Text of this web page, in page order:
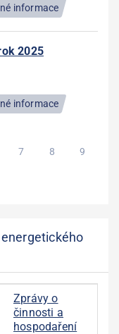
informace
2025
informace
Stránka
7 Stránka
8 Stránka
9
Zprávy o
činnosti a
hospodaření